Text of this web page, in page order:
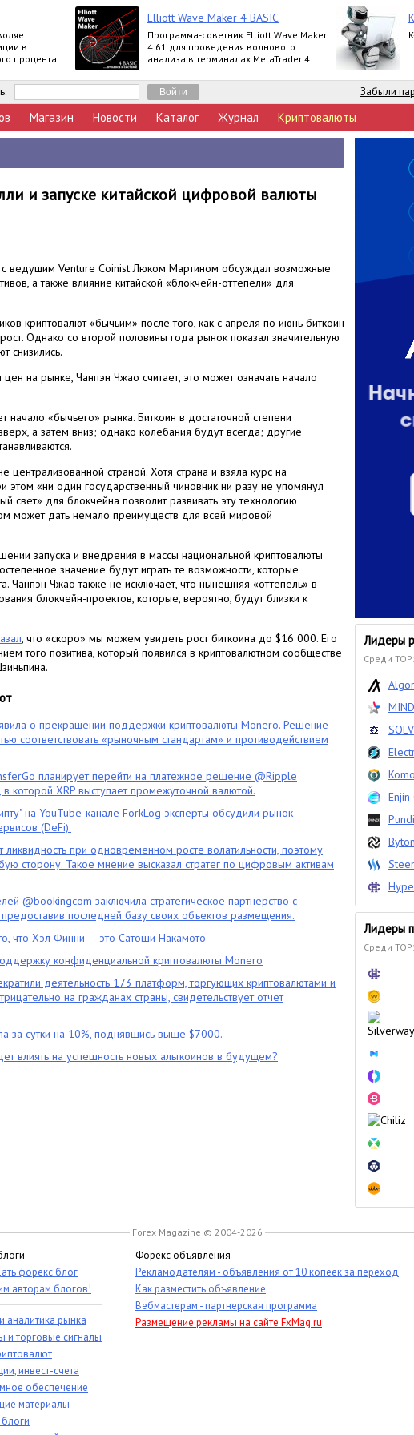
в
процента
Elliott Wave Maker 4 BASIC
Программа-советник Elliott Wave Maker
4.61 для проведения волнового
анализа в терминалах MetaTrader 4
Extended
Забыли
Магазин Новости Каталог Журнал Криптовалюты
и запуске китайской цифровой валюты
с ведущим Venture Coinist Люком Мартином обсуждал возможные
а также влияние китайской «блокчейн-оттепели» для
криптовалют «бычьим» после того, как с апреля по июнь биткоин
Однако со второй половины года рынок показал значительную
снизились.
на рынке, Чанпэн Чжао считает, это может означать начало
начало «бычьего» рынка. Биткоин в достаточной степени
а затем вниз; однако колебания будут всегда; другие
централизованной страной. Хотя страна и взяла курс на
этом «ни один государственный чиновник ни разу не упомянул
свет» для блокчейна позволит развивать эту технологию
может дать немало преимуществ для всей мировой
запуска и внедрения в массы национальной криптовалюты
значение будут играть те возможности, которые
Чанпэн Чжао также не исключает, что нынешняя «оттепель» в
блокчейн-проектов, которые, вероятно, будут близки к
, что «скоро» мы можем увидеть рост биткоина до $16 000. Его
того позитива, который появился в криптовалютном сообществе
о прекращении поддержки криптовалюты Monero. Решение
соответствовать «рыночным стандартам» и противодействием
планирует перейти на платежное решение @Ripple
которой XRP выступает промежуточной валютой.
на YouTube-канале ForkLog эксперты обсудили рынок
(DeFi).
ликвидность при одновременном росте волатильности, поэтому
сторону. Такое мнение высказал стратег по цифровым активам
@bookingcom заключила стратегическое партнерство с
последней базу своих объектов размещения.
что Хэл Финни — это Сатоши Накамото
конфиденциальной криптовалюты Monero
деятельность 173 платформ, торгующих криптовалютами и
на гражданах страны, свидетельствует отчет
за сутки на 10%, поднявшись выше $7000.
влиять на успешность новых альткоинов в будущем?
Лидеры
Среди
Enjin
Лидеры
Среди
Forex Magazine © 2004-2026
форекс блог
авторам блогов!
аналитика рынка
и торговые сигналы
инвест-счета
обеспечение
материалы
Форекс объявления
Рекламодателям - объявления от 10 копеек за переход
Как разместить объявление
Вебмастерам - партнерская программа
Размещение рекламы на сайте FxMag.ru